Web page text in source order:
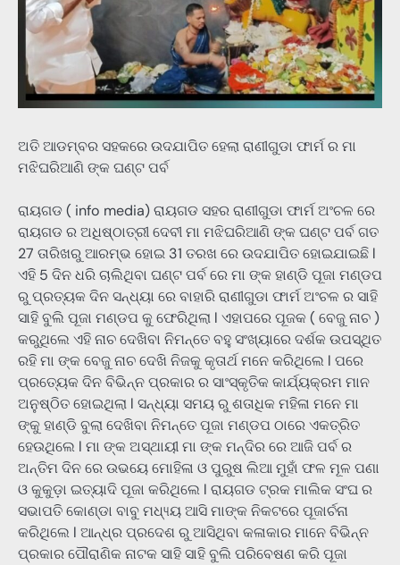
ଅତି ଆଡମ୍ବର ସହକରେ ଉଦଯାପିତ ହେଲା ରାଣୀଗୁଡା ଫାର୍ମ ର ମା
ମଝିଘରିଆଣି ଙ୍କ ଘଣ୍ଟ ପର୍ବ
ରାୟଗଡ ( info media) ରାୟଗଡ ସହର ରାଣୀଗୁଡା ଫାର୍ମ ଅଂଚଳ ରେ
ରାୟଗଡ ର ଅଧିଷ୍ଠାତ୍ରୀ ଦେବୀ ମା ମଝିଘରିଆଣି ଙ୍କ ଘଣ୍ଟ ପର୍ବ ଗତ
27 ତାରିଖରୁ ଆରମ୍ଭ ହୋଇ 31 ତରଖ ରେ ଉଦଯାପିତ ହୋଇଯାଇଛି l
ଏହି 5 ଦିନ ଧରି ଚାଲିଥିବା ଘଣ୍ଟ ପର୍ବ ରେ ମା ଙ୍କ ହାଣ୍ଡି ପୂଜା ମଣ୍ଡପ
ରୁ ପ୍ରତ୍ୟକ ଦିନ ସନ୍ଧ୍ୟା ରେ ବାହାରି ରାଣୀଗୁଡା ଫାର୍ମ ଅଂଚଳ ର ସାହି
ସାହି ବୁଲି ପୂଜା ମଣ୍ଡପ କୁ ଫେରିଥିଲା l ଏହାପରେ ପୂଜକ ( ବେଜୁ ନାଚ )
କରୁଥିଲେ ଏହି ନାଚ ଦେଖିବା ନିମନ୍ତେ ବହୁ ସଂଖ୍ୟାରେ ଦର୍ଶକ ଉପସ୍ଥିତ
ରହି ମା ଙ୍କ ବେଜୁ ନାଚ ଦେଖି ନିଜକୁ କୃତାର୍ଥ ମନେ କରିଥିଲେ l ପରେ
ପ୍ରତ୍ୟେକ ଦିନ ବିଭିନ୍ନ ପ୍ରକାର ର ସାଂସ୍କୃତିକ କାର୍ଯ୍ୟକ୍ରମ ମାନ
ଅନୁଷ୍ଠିତ ହୋଇଥିଲା l ସନ୍ଧ୍ୟା ସମୟ ରୁ ଶତାଧିକ ମହିଳା ମନେ ମା
ଙ୍କୁ ହାଣ୍ଡି ବୁଲା ଦେଖିବା ନିମନ୍ତେ ପୂଜା ମଣ୍ଡପ ଠାରେ ଏକତ୍ରିତ
ହେଉଥିଲେ l ମା ଙ୍କ ଅସ୍ଥାୟୀ ମା ଙ୍କ ମନ୍ଦିର ରେ ଆଜି ପର୍ବ ର
ଅନ୍ତିମ ଦିନ ରେ ଉଭୟେ ମୋହିଳା ଓ ପୁରୁଷ ଲିଆ ମୁହାଁ ଫଳ ମୂଳ ପଣା
ଓ କୁକୁଡ଼ା ଇତ୍ୟାଦି ପୂଜା କରିଥିଲେ l ରାୟଗଡ ଟ୍ରକ ମାଲିକ ସଂଘ ର
ସଭାପତି କୋଣ୍ଡା ବାବୁ ମଧ୍ୟ୍ୟ ଆସି ମାଙ୍କ ନିକଟରେ ପୂଜାର୍ଚନା
କରିଥିଲେ l ଆନ୍ଧ୍ର ପ୍ରଦେଶ ରୁ ଆସିଥିବା କଳାକାର ମାନେ ବିଭିନ୍ନ
ପ୍ରକାର ପୌରାଣିକ ନାଟକ ସାହି ସାହି ବୁଲି ପରିବେଷଣ କରି ପୂଜା